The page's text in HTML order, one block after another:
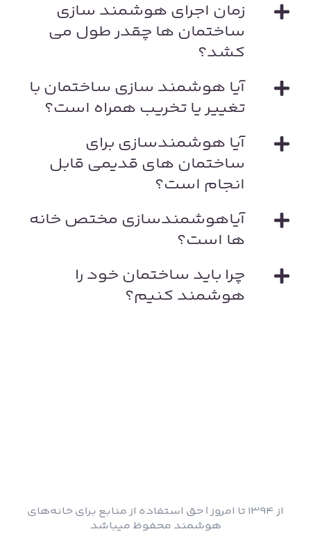
زمان اجرای هوشمند سازی
ساختمان ها چقدر طول می
کشد؟
آیا هوشمند سازی ساختمان با
تغییر یا تخریب همراه است؟
آیا هوشمندسازی برای
ساختمان های قدیمی قابل
انجام است؟
آیاهوشمندسازی مختص خانه
ها است؟
چرا باید ساختمان خود را
هوشمند کنیم؟
از ۱۳۹۴ تا امروز | حق استفاده از منابع برای خانه‌های
هوشمند محفوظ میباشد